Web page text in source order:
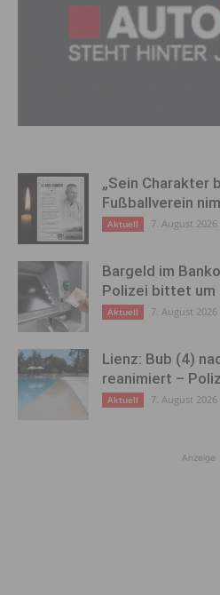
„Sein Charakter
Fußballverein
Aktuell 7. August 2026
Bargeld im
Polizei bittet um
Aktuell 7. August 2026
Lienz: Bub (4)
reanimiert –
Aktuell 7. August 2026
Anzeige